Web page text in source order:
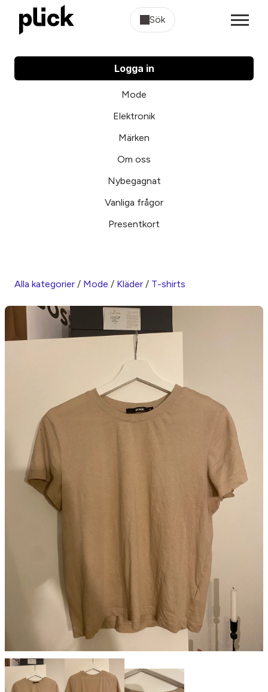
Sök
Logga in
Mode
Elektronik
Märken
Om oss
Nybegagnat
Vanliga frågor
Presentkort
Alla kategorier / Mode / Kläder / T-shirts